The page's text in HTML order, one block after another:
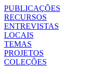
PUBLICAÇÕES
RECURSOS
ENTREVISTAS
LOCAIS
TEMAS
PROJETOS
COLEÇÕES